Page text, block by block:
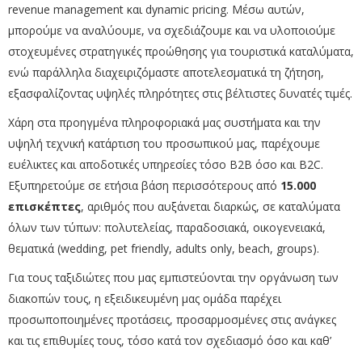
revenue management και dynamic pricing. Μέσω αυτών,
μπορούμε να αναλύουμε, να σχεδιάζουμε και να υλοποιούμε
στοχευμένες στρατηγικές προώθησης για τουριστικά καταλύματα,
ενώ παράλληλα διαχειριζόμαστε αποτελεσματικά τη ζήτηση,
εξασφαλίζοντας υψηλές πληρότητες στις βέλτιστες δυνατές τιμές.
Χάρη στα προηγμένα πληροφοριακά μας συστήματα και την
υψηλή τεχνική κατάρτιση του προσωπικού μας, παρέχουμε
ευέλικτες και αποδοτικές υπηρεσίες τόσο B2B όσο και B2C.
Εξυπηρετούμε σε ετήσια βάση περισσότερους από 15.000
επισκέπτες, αριθμός που αυξάνεται διαρκώς, σε καταλύματα
όλων των τύπων: πολυτελείας, παραδοσιακά, οικογενειακά,
θεματικά (wedding, pet friendly, adults only, beach, groups).
Για τους ταξιδιώτες που μας εμπιστεύονται την οργάνωση των
διακοπών τους, η εξειδικευμένη μας ομάδα παρέχει
προσωποποιημένες προτάσεις, προσαρμοσμένες στις ανάγκες
και τις επιθυμίες τους, τόσο κατά τον σχεδιασμό όσο και καθ’